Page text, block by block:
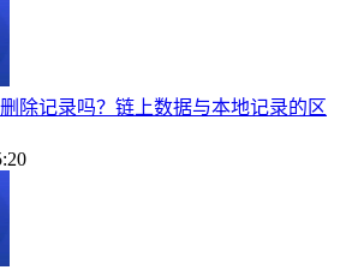
除记录吗？链上数据与本地记录的区